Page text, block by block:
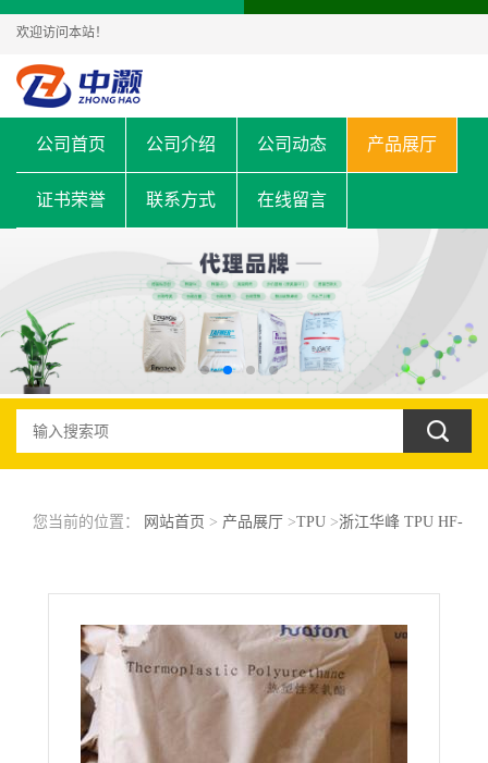
欢迎访问本站！
公司首页 公司介绍 公司动态 产品展厅
证书荣誉 联系方式 在线留言
您当前的位置： 网站首页 > 产品展厅>TPU>浙江华峰 TPU HF-